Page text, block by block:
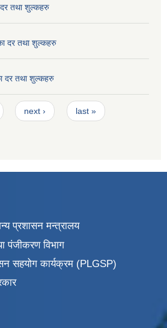
तथा शुल्कहरु
दर तथा शुल्कहरु
दर तथा शुल्कहरु
next › last »
प्रशासन मन्त्रालय
पंजीकरण विभाग
सहयोग कार्यक्रम (PLGSP)